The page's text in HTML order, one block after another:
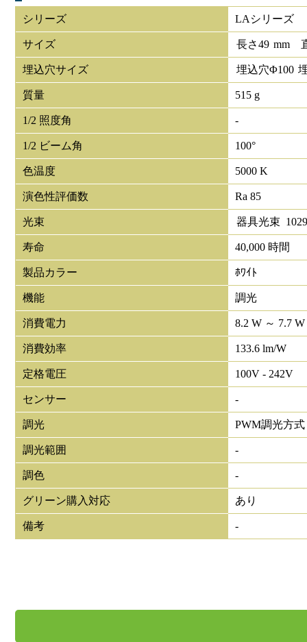
シリーズ LAシリーズ
サイズ 長さ49 mm
埋込穴サイズ 埋込穴Φ100
質量 515 g
1/2 照度角 -
1/2 ビーム角 100°
色温度 5000 K
演色性評価数 Ra 85
光束 器具光束
寿命 40,000 時間
製品カラー ﾎﾜｲﾄ
機能 調光
消費電力 8.2 W ～ 7.7 W
消費効率 133.6 lm/W
定格電圧 100V - 242V
センサー -
調光 PWM調光方式
調光範囲 -
調色 -
グリーン購入対応 あり
備考 -